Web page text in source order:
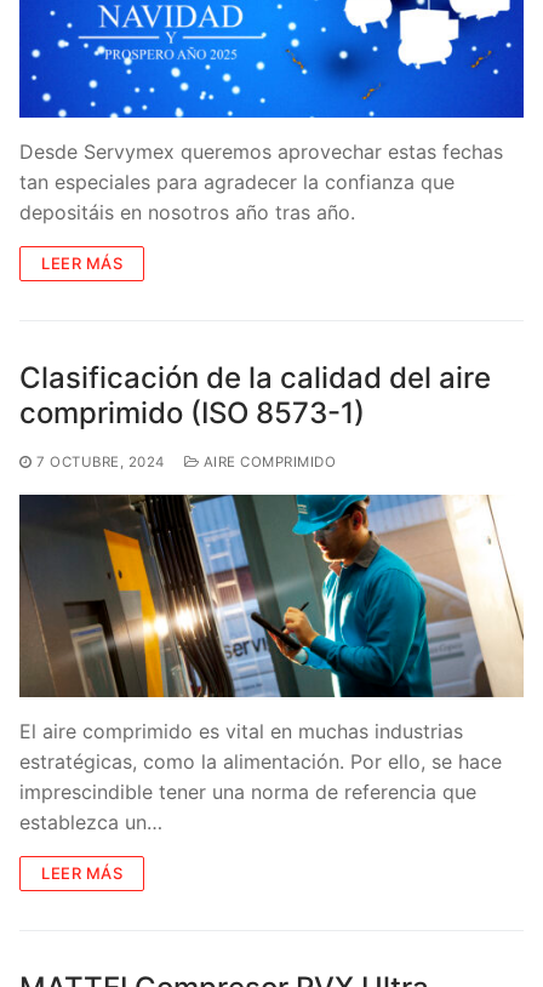
Desde Servymex queremos aprovechar estas fechas
tan especiales para agradecer la confianza que
depositáis en nosotros año tras año.
LEER MÁS
Clasificación de la calidad del aire
comprimido (ISO 8573-1)
7 OCTUBRE, 2024 AIRE COMPRIMIDO
El aire comprimido es vital en muchas industrias
estratégicas, como la alimentación. Por ello, se hace
imprescindible tener una norma de referencia que
establezca un…
LEER MÁS